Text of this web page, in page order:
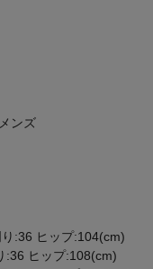
ンズ
:36 ヒップ:104(cm)
:36 ヒップ:108(cm)